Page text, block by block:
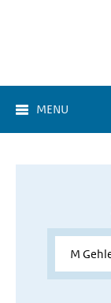
MENU